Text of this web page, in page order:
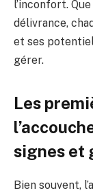
l’inconfort.
délivrance,
et ses
gérer.
Les
signes et
Bien souvent,